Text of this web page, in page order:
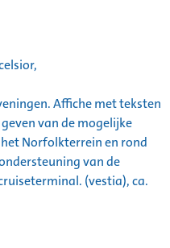
Affiche met teksten
van de mogelijke
Norfolkterrein en rond
van de
(vestia), ca.